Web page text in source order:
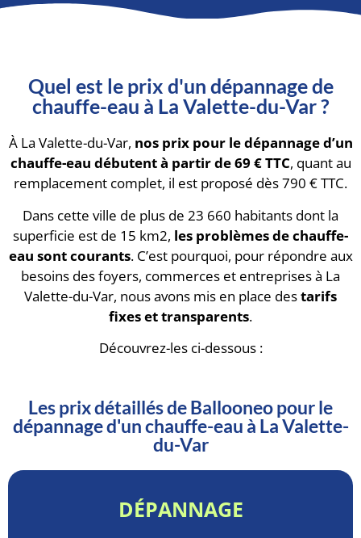
Quel est le prix d'un dépannage de
chauffe-eau à La Valette-du-Var ?
À La Valette-du-Var, nos prix pour le dépannage d’un
chauffe-eau débutent à partir de 69 € TTC, quant au
remplacement complet, il est proposé dès 790 € TTC.
Dans cette ville de plus de 23 660 habitants dont la
superficie est de 15 km2, les problèmes de chauffe-
eau sont courants. C’est pourquoi, pour répondre aux
besoins des foyers, commerces et entreprises à La
Valette-du-Var, nous avons mis en place destarifs
fixes et transparents.
Découvrez-les ci-dessous :
Les prix détaillés de Ballooneo pour le
dépannage d'un chauffe-eau à La Valette-
du-Var
DÉPANNAGE